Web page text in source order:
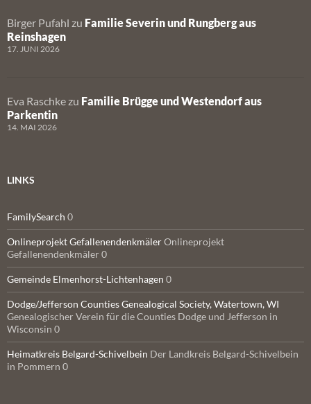
Birger Pufahl zu Familie Severin und Rungberg aus
Reinshagen
17. JUNI 2026
Eva Raschke zu Familie Brügge und Westendorf aus
Parkentin
14. MAI 2026
LINKS
FamilySearch 0
Onlineprojekt GefallenendenkmälerOnlineprojekt
Gefallenendenkmäler 0
Gemeinde Elmenhorst-Lichtenhagen 0
Dodge/Jefferson Counties Genealogical Society, Watertown, WI
Genealogischer Verein für die Counties Dodge und Jefferson in
Wisconsin 0
Heimatkreis Belgard-Schivelbein Der Landkreis Belgard-Schivelbein
in Pommern 0